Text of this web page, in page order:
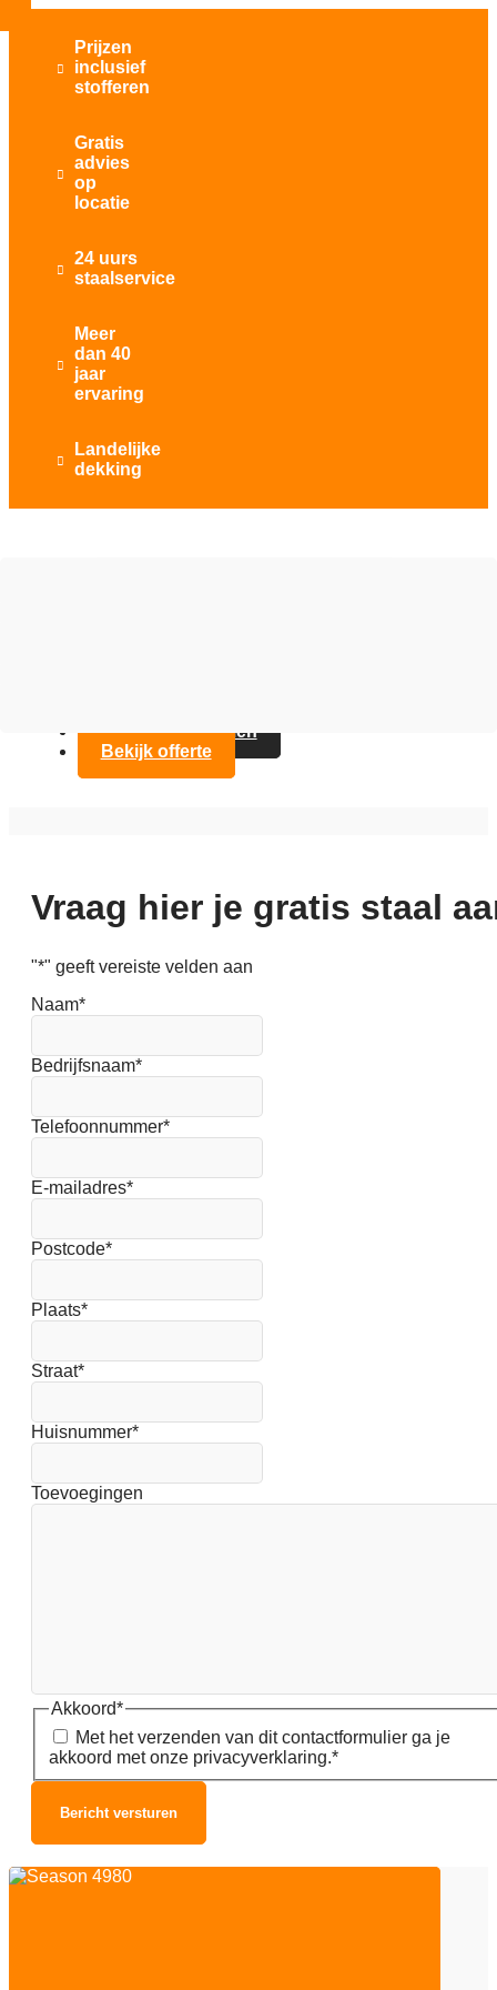

Prijzen
inclusief
stofferen

Gratis
advies
op
locatie

24 uurs
staalservice

Meer
dan 40
jaar
ervaring

Landelijke
dekking
Contact opnemen
Bekijk offerte
Vraag hier je gratis staal
"*" geeft vereiste velden aan
Naam*
Bedrijfsnaam*
Telefoonnummer*
E-mailadres*
Postcode*
Plaats*
Straat*
Huisnummer*
Toevoegingen
Akkoord*
Met het verzenden van dit contactformulier ga je
akkoord met onze privacyverklaring.*